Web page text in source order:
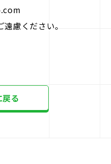
慮ください。
る